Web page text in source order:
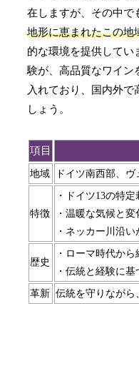
在しますが、その中で
地形に恵まれたこの地
的な環境を提供してい
験が、高品質なワイン
入れており、国内外
しょう。
項目
地域 ドイツ南西部、
特徴
・ドイツ13の特
・温暖な気候と
・ネッカー川沿
歴史
・ローマ時代か
・伝統と経験に
革新 伝統を守りながら